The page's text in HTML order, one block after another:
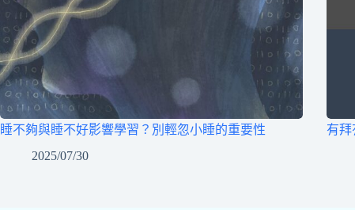
睡不夠與睡不好影響學習？別輕忽小睡的重要性
2025/07/30
有拜